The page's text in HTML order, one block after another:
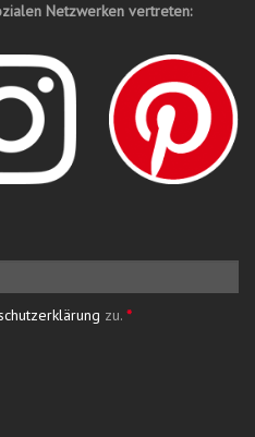
Netzwerken vertreten:
zu. *